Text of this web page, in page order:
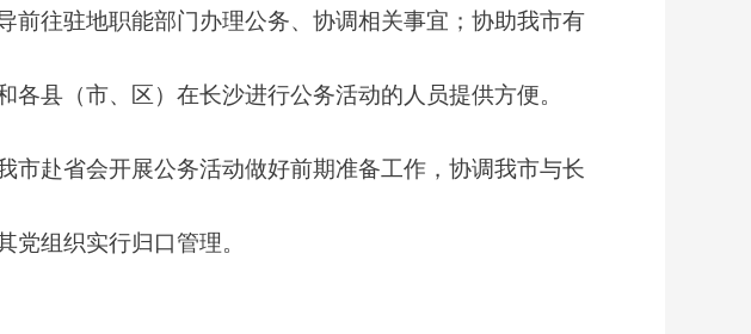
前往驻地职能部门办理公务、协调相关事宜；协助我市有
县（市、区）在长沙进行公务活动的人员提供方便。
市赴省会开展公务活动做好前期准备工作，协调我市与长
组织实行归口管理。